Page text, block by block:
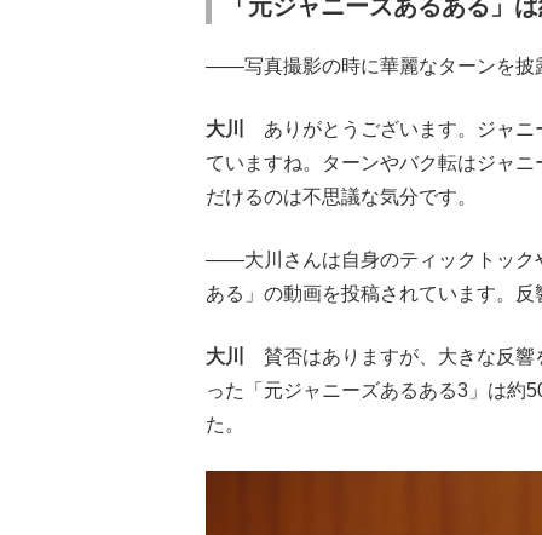
「元ジャニーズあるある」
――写真撮影の時に華麗なターンを披
大川
ありがとうございます。ジャニ
ていますね。ターンやバク転はジャ
だけるのは不思議な気分です。
――大川さんは自身のティックトック
ある」の動画を投稿されています。
大川
賛否はありますが、大きな反響
った「元ジャニーズあるある3」は約
た。